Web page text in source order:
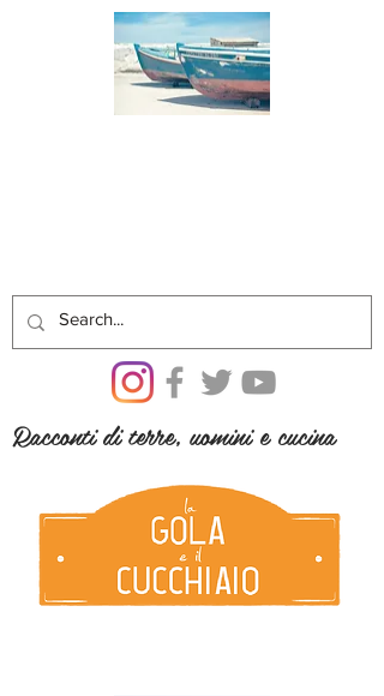
Racconti di terre, uomini e cucina